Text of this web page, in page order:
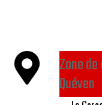
Zone
Quéven